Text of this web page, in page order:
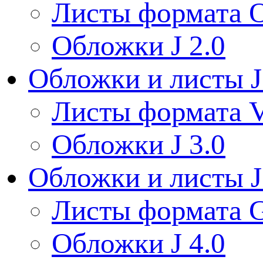
Листы формата
Обложки J 2.0
Обложки и листы
Листы формата
Обложки J 3.0
Обложки и листы
Листы формата
Обложки J 4.0